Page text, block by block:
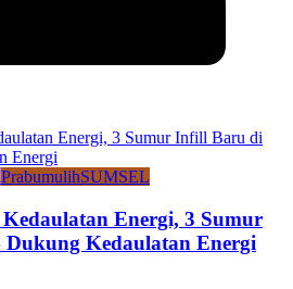
PrabumulihSUMSEL
Energi, 3 Sumur
Kedaulatan Energi